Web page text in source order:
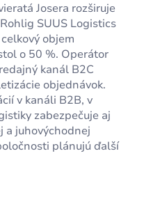
Josera rozširuje
SUUS Logistics
objem
o 50 %. Operátor
kanál B2C
objednávok.
v kanáli B2B, v
zabezpečuje aj
a juhovýchodnej
plánujú ďalší